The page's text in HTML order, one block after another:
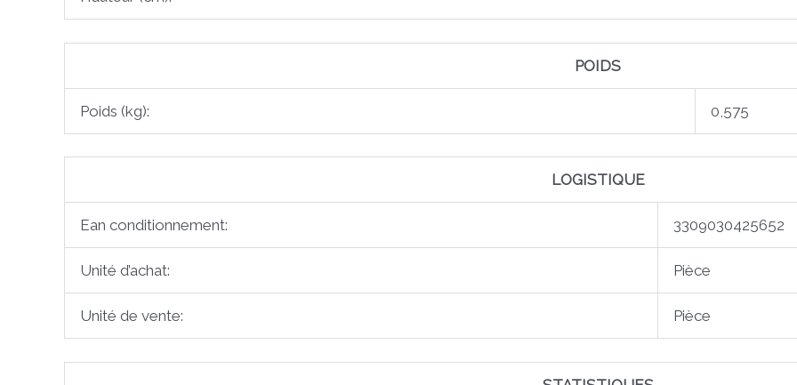
POIDS
Poids (kg): 0,575
LOGISTIQUE
Ean conditionnement: 3309030425652
Unité d’achat: Pièce
Unité de vente: Pièce